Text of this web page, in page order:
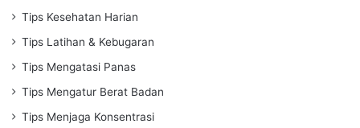
Tips Kesehatan Harian
Tips Latihan & Kebugaran
Tips Mengatasi Panas
Tips Mengatur Berat Badan
Tips Menjaga Konsentrasi